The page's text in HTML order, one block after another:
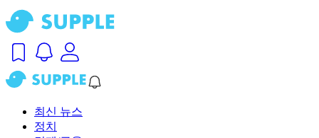
최신 뉴스
정치